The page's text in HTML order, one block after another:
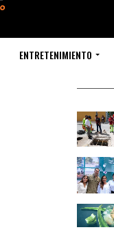
ENTRETENIMIENTO
MARA